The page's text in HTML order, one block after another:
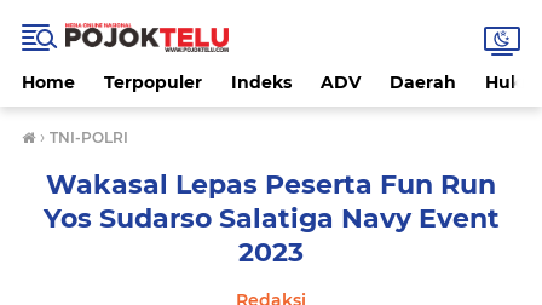
Home Terpopuler Indeks ADV Daerah
› TNI-POLRI
Wakasal Lepas Peserta Fun Run
Yos Sudarso Salatiga Navy Event
2023
Redaksi